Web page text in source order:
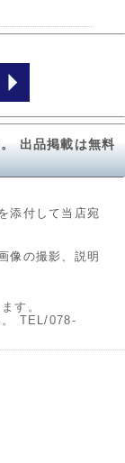
出品掲載は無料
添付して当店宛
像の撮影、説明
す。
。 TEL/078-